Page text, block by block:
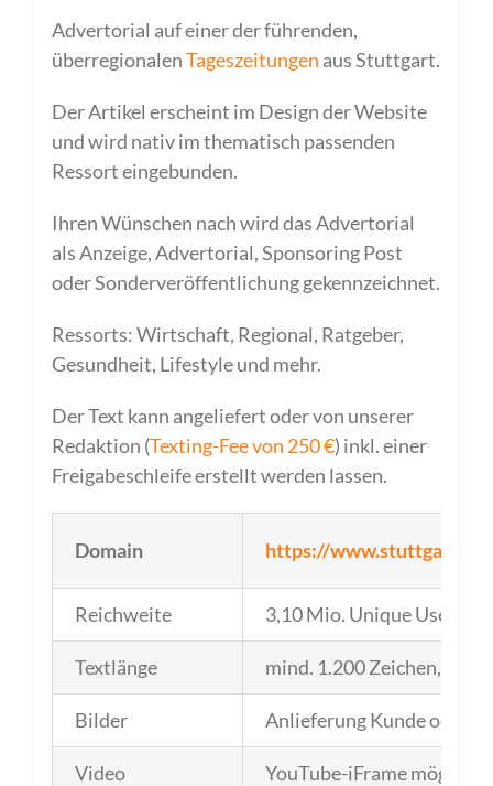
Advertorial auf einer der führenden,
überregionalenTageszeitungen aus Stuttgart.
Der Artikel erscheint im Design der Website
und wird nativ im thematisch passenden
Ressort eingebunden.
Ihren Wünschen nach wird das Advertorial
als Anzeige, Advertorial, Sponsoring Post
oder Sonderveröffentlichung gekennzeichnet.
Ressorts: Wirtschaft, Regional, Ratgeber,
Gesundheit, Lifestyle und mehr.
Der Text kann angeliefert oder von unserer
Redaktion (Texting-Fee von 250 €) inkl. einer
Freigabeschleife erstellt werden lassen.
Domain https://www.stuttgarter-
Reichweite 3,10 Mio. Unique User*
Textlänge mind. 1.200 Zeichen,
Bilder Anlieferung Kunde oder
Video YouTube-iFrame möglich